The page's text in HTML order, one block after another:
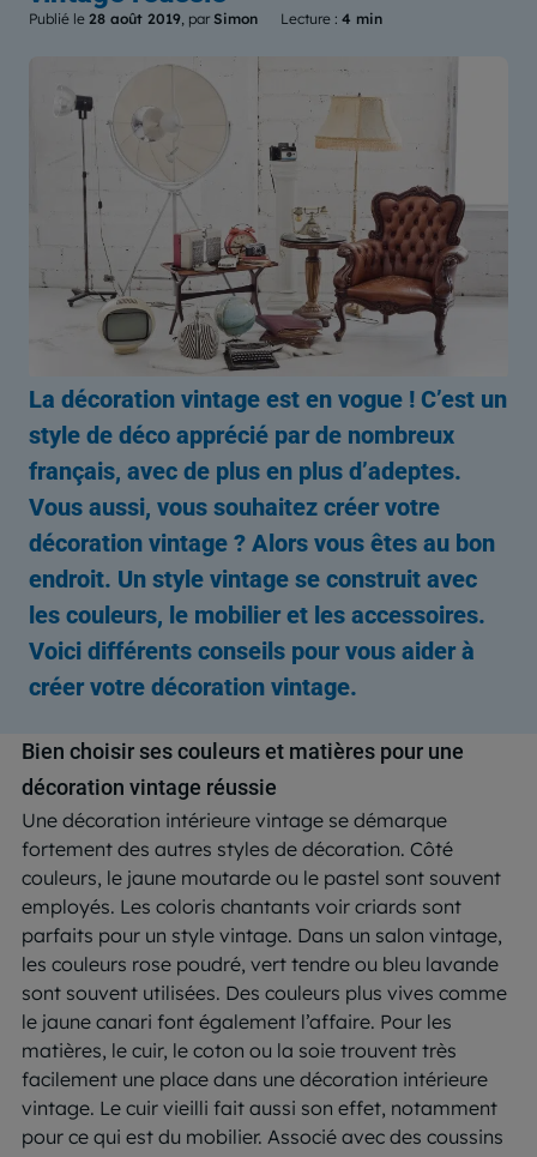
Publié le 28 août 2019, par Simon Lecture : 4 min
La décoration vintage est en vogue ! C’est un
style de déco apprécié par de nombreux
français, avec de plus en plus d’adeptes.
Vous aussi, vous souhaitez créer votre
décoration vintage ? Alors vous êtes au bon
endroit. Un style vintage se construit avec
les couleurs, le mobilier et les accessoires.
Voici différents conseils pour vous aider à
créer votre décoration vintage.
Bien choisir ses couleurs et matières pour une
décoration vintage réussie
Une décoration intérieure vintage se démarque
fortement des autres styles de décoration. Côté
couleurs, le jaune moutarde ou le pastel sont souvent
employés. Les coloris chantants voir criards sont
parfaits pour un style vintage. Dans un salon vintage,
les couleurs rose poudré, vert tendre ou bleu lavande
sont souvent utilisées. Des couleurs plus vives comme
le jaune canari font également l’affaire. Pour les
matières, le cuir, le coton ou la soie trouvent très
facilement une place dans une décoration intérieure
vintage. Le cuir vieilli fait aussi son effet, notamment
pour ce qui est du mobilier. Associé avec des coussins